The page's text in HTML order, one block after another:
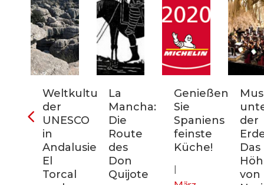
Weltkulturerbe
der
UNESCO
in
Andalusien:
El
Torcal
La
Mancha:
Die
Route
des
Don
Quijote
Genießen
Sie
Spaniens
feinste
Küche!
|
der
Das
von